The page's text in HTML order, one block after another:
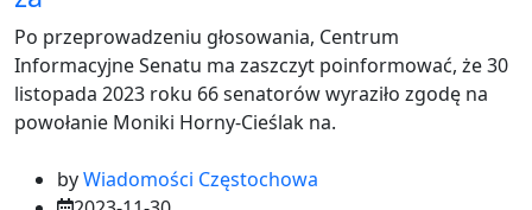
Po przeprowadzeniu głosowania, Centrum
Informacyjne Senatu ma zaszczyt poinformować, że 30
listopada 2023 roku 66 senatorów wyraziło zgodę na
powołanie Moniki Horny-Cieślak na.
byWiadomości Częstochowa